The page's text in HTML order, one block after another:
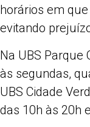
horários em
evitando
Na UBS Parque
às segundas,
UBS Cidade
das 10h às 20h